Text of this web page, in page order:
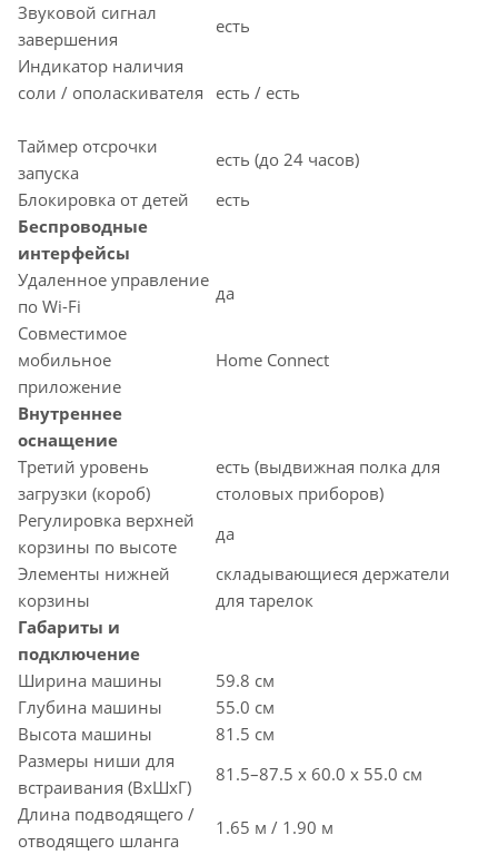
Звуковой сигнал
завершения
есть
Индикатор наличия
соли / ополаскивателя
есть / есть
Таймер отсрочки
запуска
есть (до 24 часов)
Блокировка от детей
есть
Беспроводные
интерфейсы
Удаленное управление
по Wi-Fi
да
Совместимое
мобильное
приложение
Home Connect
Внутреннее
оснащение
Третий уровень
загрузки (короб)
есть (выдвижная полка для
столовых приборов)
Регулировка верхней
корзины по высоте
да
Элементы нижней
корзины
складывающиеся держатели
для тарелок
Габариты и
подключение
Ширина машины
59.8 см
Глубина машины
55.0 см
Высота машины
81.5 см
Размеры ниши для
встраивания (ВхШхГ)
81.5–87.5 x 60.0 x 55.0 см
Длина подводящего /
отводящего шланга
1.65 м / 1.90 м